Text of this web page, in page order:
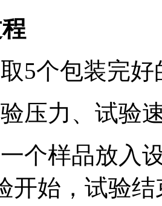
5个包装完
压力、试验
个样品放入
开始，试验